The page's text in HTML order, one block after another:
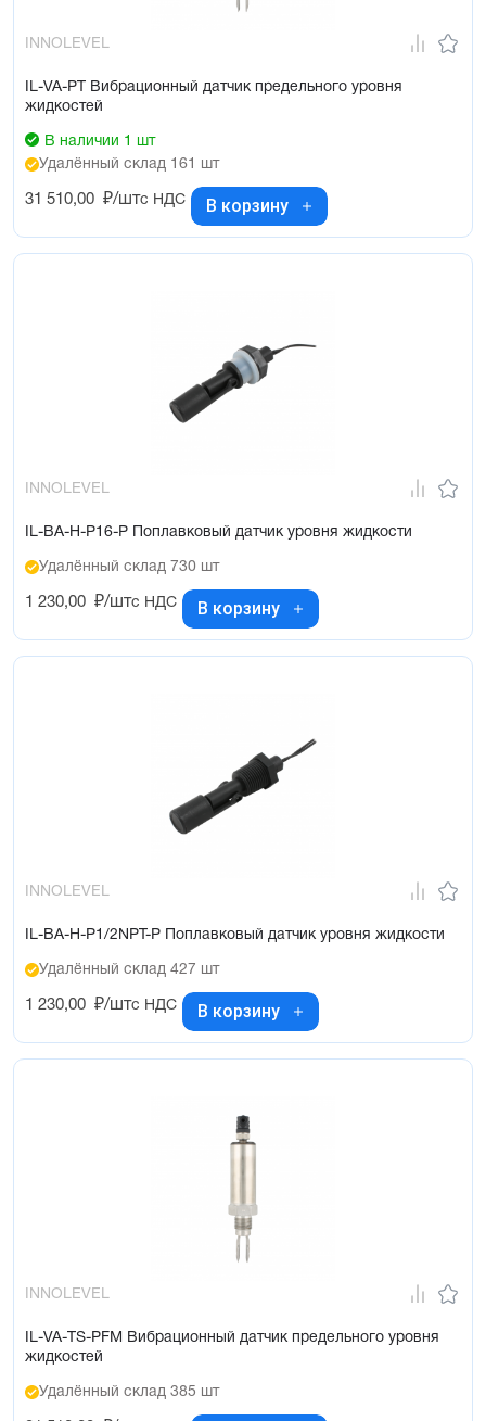
INNOLEVEL
IL-VA-PT Вибрационный датчик предельного уровня
жидкостей
В наличии 1 шт
Удалённый склад 161 шт
31 510,00 ₽/штс НДС В корзину
INNOLEVEL
IL-BA-H-P16-P Поплавковый датчик уровня жидкости
Удалённый склад 730 шт
1 230,00 ₽/штс НДС В корзину
INNOLEVEL
IL-BA-H-P1/2NPT-P Поплавковый датчик уровня жидкости
Удалённый склад 427 шт
1 230,00 ₽/штс НДС В корзину
INNOLEVEL
IL-VA-TS-PFM Вибрационный датчик предельного уровня
жидкостей
Удалённый склад 385 шт